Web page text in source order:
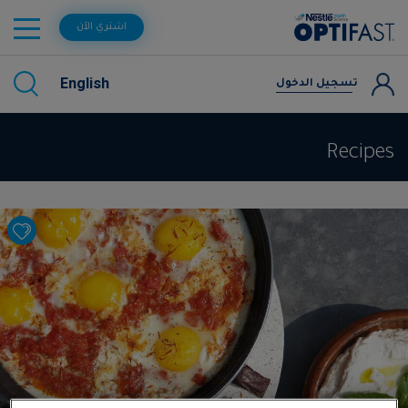
اشتري الآن
تسجيل الدخول English
Recipes